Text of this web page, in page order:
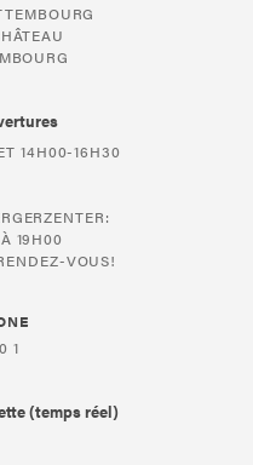
14H00-16H30
19H00
VOUS!
1
(temps réel)